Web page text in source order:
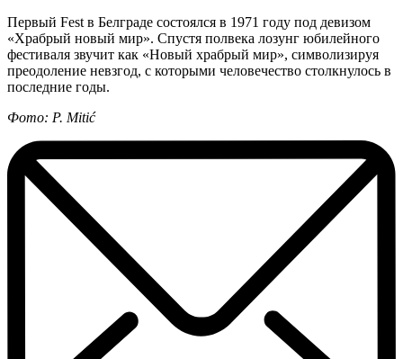
Первый Fest в Белграде состоялся в 1971 году под девизом
«Храбрый новый мир». Спустя полвека лозунг юбилейного
фестиваля звучит как «Новый храбрый мир», символизируя
преодоление невзгод, с которыми человечество столкнулось в
последние годы.
Фото: P. Mitić